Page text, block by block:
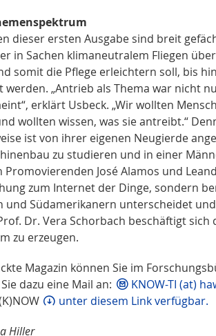
dieser ersten Ausgabe sind breit
in Sachen klimaneutralem Fliegen
somit die Pflege erleichtern soll, bis
werden. „Antrieb als Thema war nicht
erklärt Usbeck. „Wir wollten
wollten wissen, was sie antreibt.“
ist von ihrer eigenen Neugierde
zu studieren und in einer
Promovierenden José Alamos und
zum Internet der Dinge, sondern
und Südamerikanern unterscheidet
Dr. Vera Schorbach beschäftigt
zu erzeugen.
Magazin können Sie im
dazu eine Mail an:
KNOW-TI (at)
unter diesem Link verfügbar.
Hiller